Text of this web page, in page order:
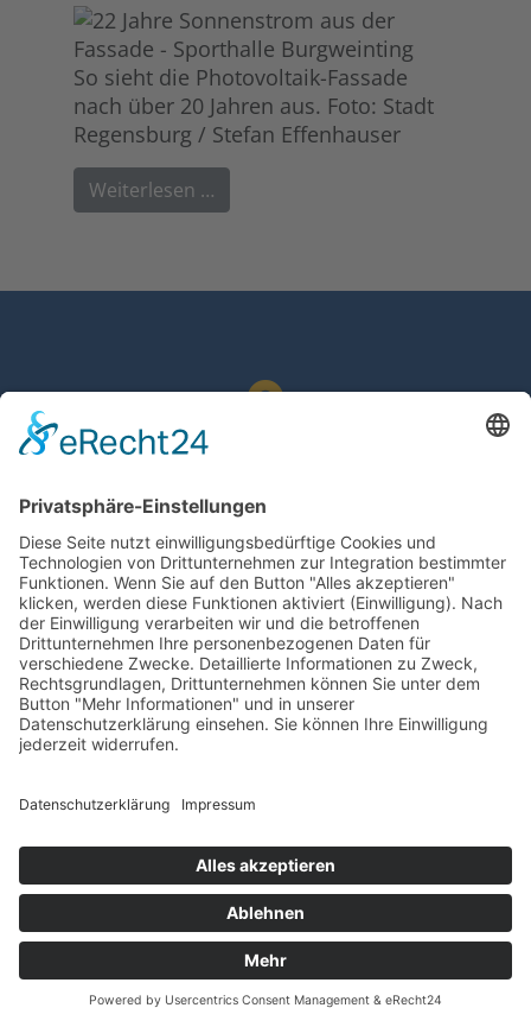
So sieht die Photovoltaik-Fassade
nach über 20 Jahren aus. Foto: Stadt
Regensburg / Stefan Effenhauser
Weiterlesen …
Grammer Solar GmbH
Oskar-von-Miller Str. 8
92224 Amberg
Tel.: +49(0)9621 30857-0
Fax: +49(0)9621 30857-10
info@grammer-solar.de
www.grammer-solar.com